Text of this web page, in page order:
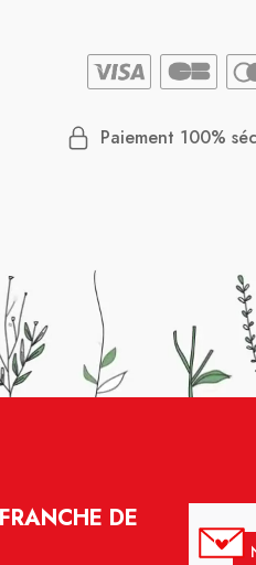
Paiement 100%
DE